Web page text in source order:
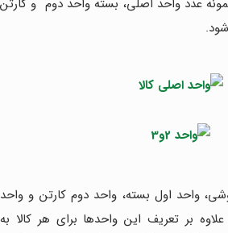
عدد واحد اصلی، بسته واحد دوم و کارتن
واحد اول بسته، واحد دوم کارتن و واحد
بر تعریف این واحدها برای هر کالا به